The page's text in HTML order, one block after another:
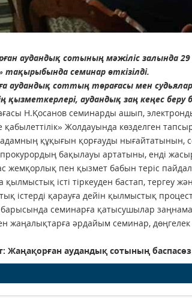
аудандық сотының мәжіліс
тақырыбында семинар өткізілді.
аудандық соттың төрағасы мен
қызметкерлері, аудандық заң кеңес
Н.Қосанов семинарды ашып,
қабылеттілік» Жолдауында көзделген
құқығын қорғауды нығайтатынын,
бақылауы артатыны, енді
жемқорлық пен қызмет бабын теріс
қылмыстық істі тіркеуден бастап, тергеу
істерді қарауға дейін қылмыстық
семинарға қатысушылар
жаңалықтарға әрдайым семинар,
Жаңақорған аудандық сотының